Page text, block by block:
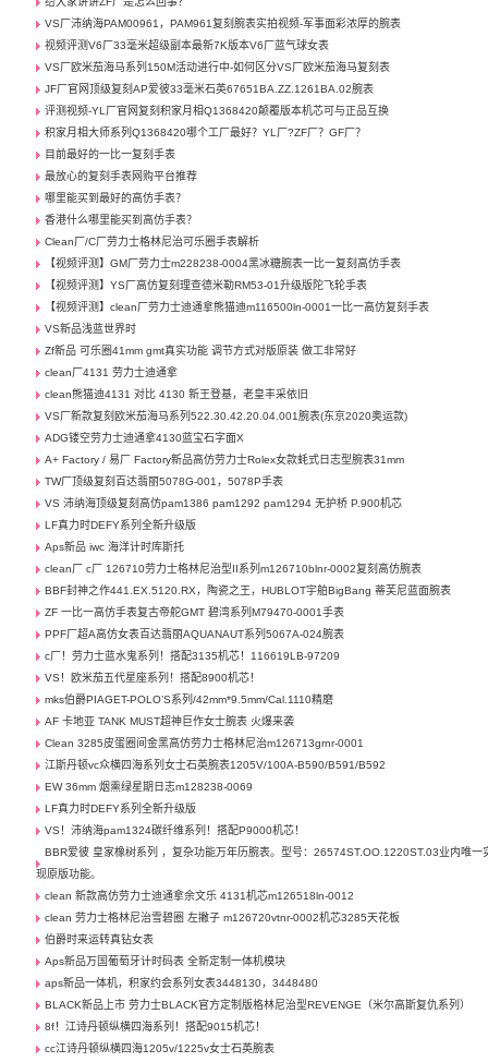
VS厂沛纳海PAM00961，PAM961复刻腕表实拍视频-军事面彩浓厚的腕表
视频评测V6厂33毫米超级副本最新7K版本V6厂蓝气球女表
VS厂欧米茄海马系列150M活动进行中-如何区分VS厂欧米茄海马复刻表
JF厂官网顶级复刻AP爱彼33毫米石英67651BA.ZZ.1261BA.02腕表
评测视频-YL厂官网复刻积家月相Q1368420颠覆版本机芯可与正品互换
积家月相大师系列Q1368420哪个工厂最好？YL厂?ZF厂？GF厂？
目前最好的一比一复刻手表
最放心的复刻手表网购平台推荐
哪里能买到最好的高仿手表？
香港什么哪里能买到高仿手表？
Clean厂/C厂劳力士格林尼治可乐圈手表解析
【视频评测】GM厂劳力士m228238-0004黑冰糖腕表一比一复刻高仿手表
【视频评测】YS厂高仿复刻理查德米勒RM53-01升级版陀飞轮手表
【视频评测】clean厂劳力士迪通拿熊猫迪m116500ln-0001一比一高仿复刻手表
VS新品浅蓝世界时
Zf新品 可乐圈41mm gmt真实功能 调节方式对版原装 做工非常好
clean厂4131 劳力士迪通拿
clean熊猫迪4131 对比 4130 新王登基，老皇丰采依旧
VS厂新款复刻欧米茄海马系列522.30.42.20.04.001腕表(东京2020奥运款)
ADG镂空劳力士迪通拿4130蓝宝石字面X
A+ Factory / 易厂 Factory新品高仿劳力士Rolex女款蚝式日志型腕表31mm
TW厂顶级复刻百达翡丽5078G-001，5078P手表
VS 沛纳海顶级复刻高仿pam1386 pam1292 pam1294 无护桥 P.900机芯
LF真力时DEFY系列全新升级版
Aps新品 iwc 海洋计时库斯托
clean厂 c厂 126710劳力士格林尼治型II系列m126710blnr-0002复刻高仿腕表
BBF封神之作441.EX.5120.RX，陶瓷之王，HUBLOT宇舶BigBang 蒂芙尼蓝面腕表
ZF 一比一高仿手表复古帝舵GMT 碧湾系列M79470-0001手表
PPF厂超A高仿女表百达翡丽AQUANAUT系列5067A-024腕表
c厂！劳力士蓝水鬼系列！搭配3135机芯！116619LB-97209
VS！欧米茄五代星座系列！搭配8900机芯！
mks伯爵PIAGET-POLO’S系列/42mm*9.5mm/Cal.1110精磨
AF 卡地亚 TANK MUST超神巨作女士腕表 火爆来袭
Clean 3285皮蛋圈间金黑高仿劳力士格林尼治m126713grnr-0001
江斯丹顿vc众横四海系列女士石英腕表1205V/100A-B590/B591/B592
EW 36mm 烟熏绿星期日志m128238-0069
LF真力时DEFY系列全新升级版
VS！沛纳海pam1324碳纤维系列！搭配P9000机芯！
BBR爱彼 皇家橡树系列 ，复杂功能万年历腕表。型号：26574ST.OO.1220ST.03业内唯一
现原版功能。
clean 新款高仿劳力士迪通拿余文乐 4131机芯m126518ln-0012
clean 劳力士格林尼治雪碧圈 左撇子 m126720vtnr-0002机芯3285天花板
伯爵时来运转真钻女表
Aps新品万国葡萄牙计时码表 全新定制一体机模块
aps新品一体机，积家约会系列女表3448130，3448480
BLACK新品上市 劳力士BLACK官方定制版格林尼治型REVENGE（米尔高斯复仇系列） ​
8f！江诗丹顿纵横四海系列！搭配9015机芯！
cc江诗丹顿纵横四海1205v/1225v女士石英腕表